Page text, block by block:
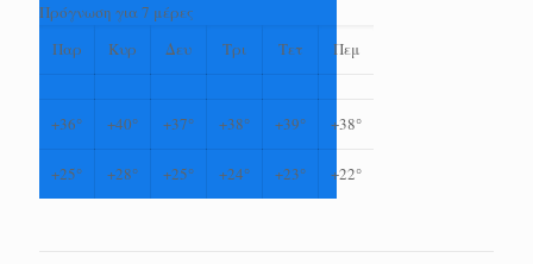
Πρόγνωση για 7 μέρες
Παρ
Κυρ Δευ Τρι Τετ Πεμ
+36° +40° +37° +38° +39° +38°
+25° +28° +25° +24° +23° +22°